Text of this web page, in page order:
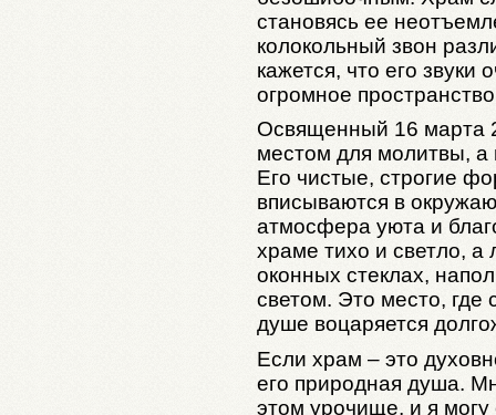
становясь ее
колокольный звон
кажется, что его
огромное
Освященный 16 марта
местом для молитвы,
Его чистые, строгие
вписываются в
атмосфера уюта и
храме тихо и светло, а
оконных стеклах,
светом. Это место, где
душе воцаряется
Если храм – это
его природная душа.
этом урочище, и я могу